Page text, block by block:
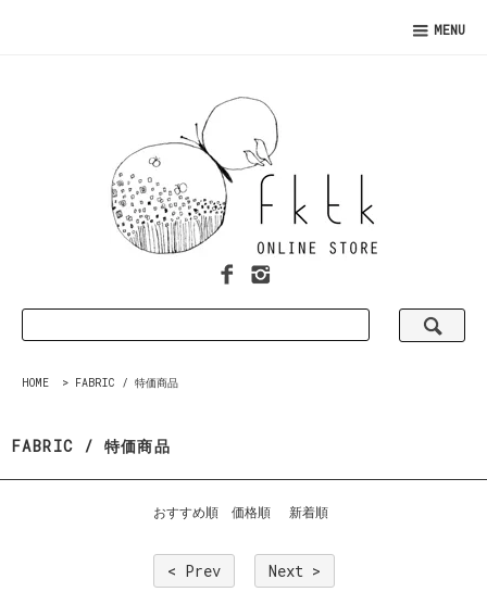
MENU
HOME > FABRIC / 特価商品
FABRIC / 特価商品
おすすめ順 価格順 新着順
< Prev Next >